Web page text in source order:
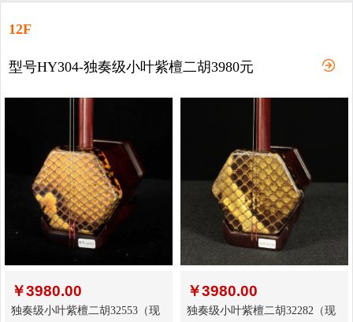
12F
型号HY304-独奏级小叶紫檀二胡3980元
￥3980.00
独奏级小叶紫檀二胡32553（现
￥3980.00
独奏级小叶紫檀二胡32282（现